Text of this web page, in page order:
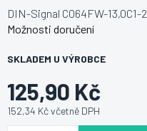
125,90 Kč
152,34 Kč včetně DPH
SKLADEM U VÝROBCE
Možnosti doručení
DIN-Signal C064FW-13,0C1-2